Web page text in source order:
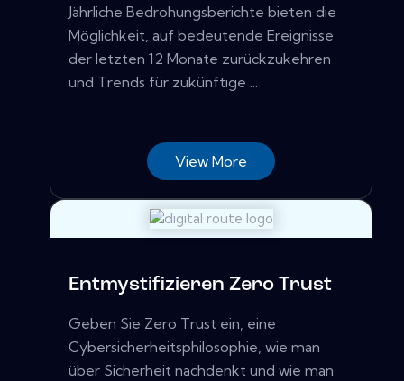
Jährliche Bedrohungsberichte bieten die
Möglichkeit, auf bedeutende Ereignisse
der letzten 12 Monate zurückzukehren
und Trends für zukünftige ...
View More
Entmystifizieren Zero Trust
Geben Sie Zero Trust ein, eine
Cybersicherheitsphilosophie, wie man
über Sicherheit nachdenkt und wie man